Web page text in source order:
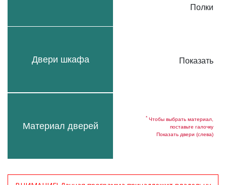
Двери шкафа
Материал дверей
Полки
Показать
* Чтобы выбрать материал,
поставьте галочку
Показать двери (слева)